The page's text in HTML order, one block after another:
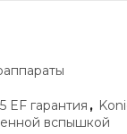
EF гарантия ,
вспышкой